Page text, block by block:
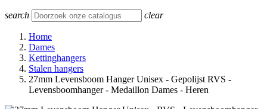
search clear
Home
Dames
Kettinghangers
Stalen hangers
27mm Levensboom Hanger Unisex - Gepolijst RVS -
Levensboomhanger - Medaillon Dames - Heren